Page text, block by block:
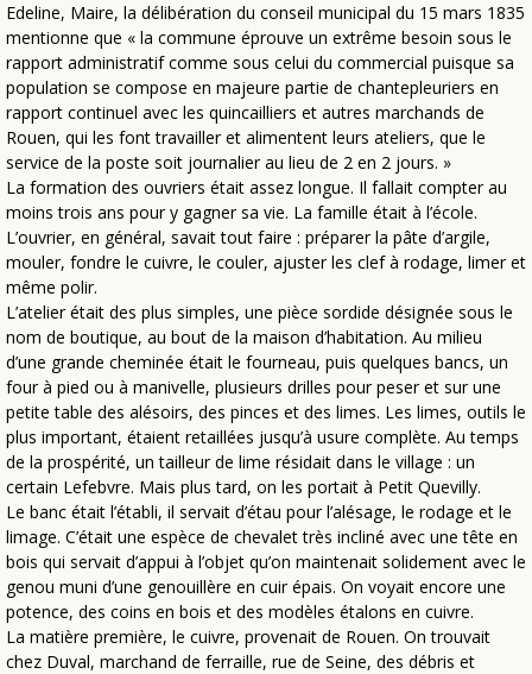
Edeline, Maire, la délibération du conseil municipal du 15 mars 1835
mentionne que « la commune éprouve un extrême besoin sous le
rapport administratif comme sous celui du commercial puisque sa
population se compose en majeure partie de chantepleuriers en
rapport continuel avec les quincailliers et autres marchands de
Rouen, qui les font travailler et alimentent leurs ateliers, que le
service de la poste soit journalier au lieu de 2 en 2 jours. »
La formation des ouvriers était assez longue. Il fallait compter au
moins trois ans pour y gagner sa vie. La famille était à l’école.
L’ouvrier, en général, savait tout faire : préparer la pâte d’argile,
mouler, fondre le cuivre, le couler, ajuster les clef à rodage, limer et
même polir.
L’atelier était des plus simples, une pièce sordide désignée sous le
nom de boutique, au bout de la maison d’habitation. Au milieu
d’une grande cheminée était le fourneau, puis quelques bancs, un
four à pied ou à manivelle, plusieurs drilles pour peser et sur une
petite table des alésoirs, des pinces et des limes. Les limes, outils le
plus important, étaient retaillées jusqu’à usure complète. Au temps
de la prospérité, un tailleur de lime résidait dans le village : un
certain Lefebvre. Mais plus tard, on les portait à Petit Quevilly.
Le banc était l’établi, il servait d’étau pour l’alésage, le rodage et le
limage. C’était une espèce de chevalet très incliné avec une tête en
bois qui servait d’appui à l’objet qu’on maintenait solidement avec le
genou muni d’une genouillère en cuir épais. On voyait encore une
potence, des coins en bois et des modèles étalons en cuivre.
La matière première, le cuivre, provenait de Rouen. On trouvait
chez Duval, marchand de ferraille, rue de Seine, des débris et